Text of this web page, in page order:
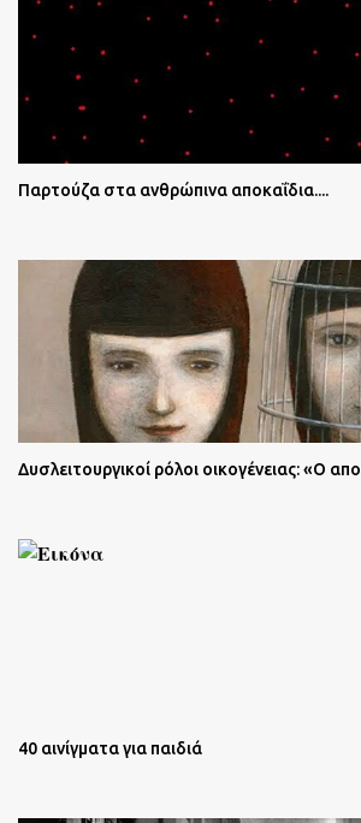
Παρτούζα στα ανθρώπινα αποκαΐδια....
Δυσλειτουργικοί ρόλοι οικογένειας: «Ο
40 αινίγματα για παιδιά